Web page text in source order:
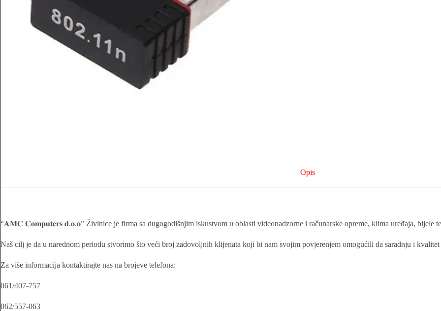
Opis
“𝐀𝐌𝐂 𝐂𝐨𝐦𝐩𝐮𝐭𝐞𝐫𝐬 𝐝.𝐨.𝐨” Živinice je firma sa dugogodišnjim iskustvom u oblasti videonadzorne i računarske opreme, klima uređaja, bijele
Naš cilj je da u narednom periodu stvorimo što veći broj zadovoljnih klijenata koji bi nam svojim povjerenjem omogućili da saradnju i
Za više informacija kontaktirajte nas na brojeve telefona:
061/407-757
062/557-063